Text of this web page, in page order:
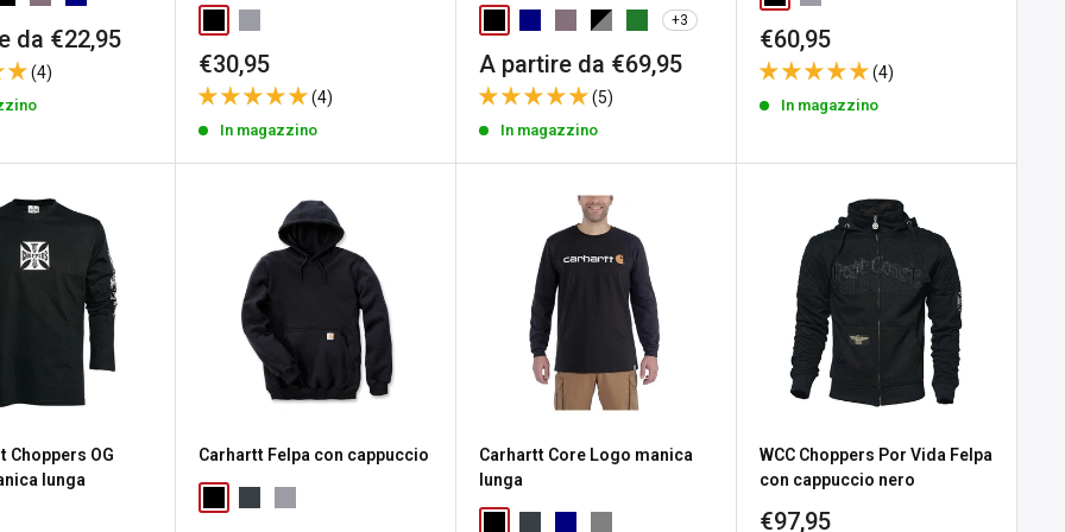
da €22,95
(4)
Prezzo
scontato
€30,95
(4)
In magazzino
+3
Prezzo
scontato
A partire da €69,95
(5)
In magazzino
Prezzo
scontato
€60,95
(4)
In magazzino
Choppers OG
lunga
Carhartt Felpa con cappuccio
Carhartt Core Logo manica
lunga
WCC Choppers Por Vida Felpa
con cappuccio nero
Prezzo
€97,95